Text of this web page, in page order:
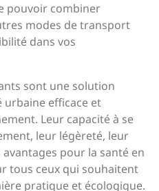
pouvoir combiner
modes de transport
dans vos
sont une solution
efficace et
Leur capacité à se
leur légèreté, leur
pour la santé en
tous ceux qui souhaitent
pratique et écologique.